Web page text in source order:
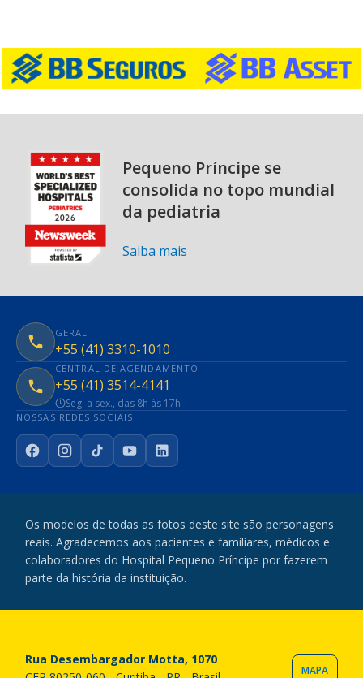
Pequeno Príncipe se
consolida no topo mundial
da pediatria
Saiba mais
GERAL
+55 (41) 3310-1010
CENTRAL DE AGENDAMENTO
+55 (41) 3514-4141
Seg. a sex., das 8h às 17h
NOSSAS REDES SOCIAIS
FacebookInstagram
TikTokYouTubeLinkedIn
Os modelos de todas as fotos deste site são personagens
reais. Agradecemos aos pacientes e familiares, médicos e
colaboradores do Hospital Pequeno Príncipe por fazerem
parte da história da instituição.
Rua Desembargador Motta, 1070
MAPA